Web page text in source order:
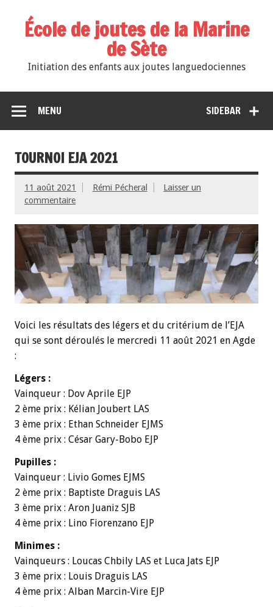
École de joutes de la Marine
de Sète
Initiation des enfants aux joutes languedociennes
SIDEBAR
MENU
TOURNOI EJA 2021
11 août 2021 Rémi Pécheral
Laisser un
commentaire
Voici les résultats des légers et du critérium de l’EJA
qui se sont déroulés le mercredi 11 août 2021 en Agde
:
Légers :
Vainqueur : Dov Aprile EJP
2 ème prix : Kélian Joubert LAS
3 ème prix : Ethan Schneider EJMS
4 ème prix : César Gary-Bobo EJP
Pupilles :
Vainqueur : Livio Gomes EJMS
2 ème prix : Baptiste Draguis LAS
3 ème prix : Aron Juaniz SJB
4 ème prix : Lino Fiorenzano EJP
Minimes :
Vainqueurs : Loucas Chbily LAS et Luca Jats EJP
3 ème prix : Louis Draguis LAS
4 ème prix : Alban Marcin-Vire EJP